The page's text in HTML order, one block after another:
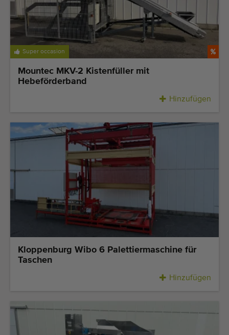
Super occasion
Mountec MKV-2 Kistenfüller mit
Hebeförderband
Hinzufügen
Kloppenburg Wibo 6 Palettiermaschine für
Taschen
Hinzufügen